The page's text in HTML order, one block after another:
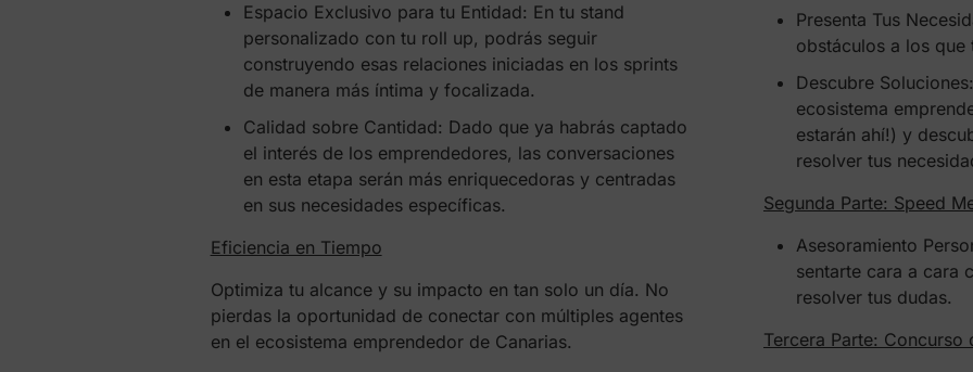
Espacio Exclusivo para tu Entidad: En tu stand
personalizado con tu roll up, podrás seguir
construyendo esas relaciones iniciadas en los sprints
de manera más íntima y focalizada.
Calidad sobre Cantidad: Dado que ya habrás captado
el interés de los emprendedores, las conversaciones
en esta etapa serán más enriquecedoras y centradas
en sus necesidades específicas.
Eficiencia en Tiempo
Optimiza tu alcance y su impacto en tan solo un día. No
pierdas la oportunidad de conectar con múltiples agentes
en el ecosistema emprendedor de Canarias.
Presenta Tus
obstáculos a los que
Descubre
ecosistema
estarán ahí!) y
resolver tus
Segunda Parte: Speed
Asesoramiento
sentarte cara a cara
resolver tus dudas.
Tercera Parte: Concurso